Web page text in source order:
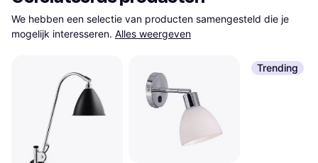
We hebben een selectie van producten samengesteld die je
mogelijk interesseren. Alles weergeven
Trending